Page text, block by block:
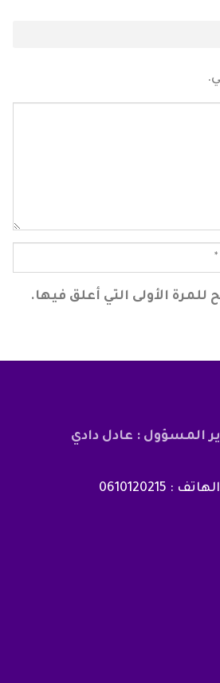
الأولى التي أعلق فيها.
المسؤول : عادل دادي
الهاتف : 0610120215